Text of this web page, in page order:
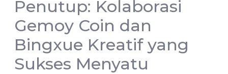
Penutup: Kolaborasi
Gemoy Coin dan
Bingxue Kreatif yang
Sukses Menyatu